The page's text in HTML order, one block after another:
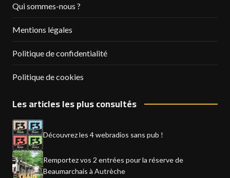
Qui sommes-nous ?
Mentions légales
Politique de confidentialité
Politique de cookies
Les articles les plus consultés
Découvrez les 4 webradios sans pub !
Remportez vos 2 entrées pour la réserve de
Beaumarchais à Autrèche